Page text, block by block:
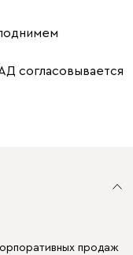
согласовывается
продаж